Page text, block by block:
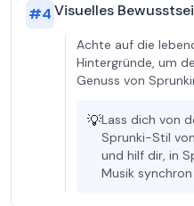
#4Visuelles
Achte auf die
Hintergründe, um
Genuss von
💡Lass dich von
Sprunki-Stil
und hilf dir, in
Musik